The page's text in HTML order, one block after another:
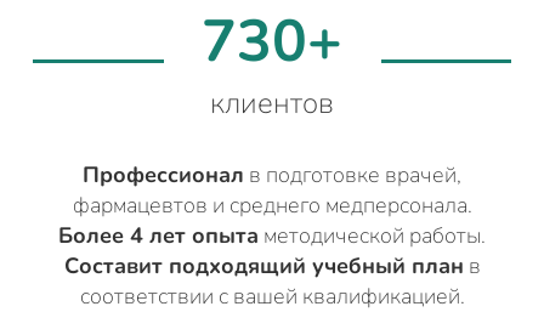
730+
клиентов
Профессионал в подготовке врачей,
фармацевтов и среднего медперсонала.
Более 4 лет опыта методической работы.
Составит подходящий учебный план в
соответствии с вашей квалификацией.